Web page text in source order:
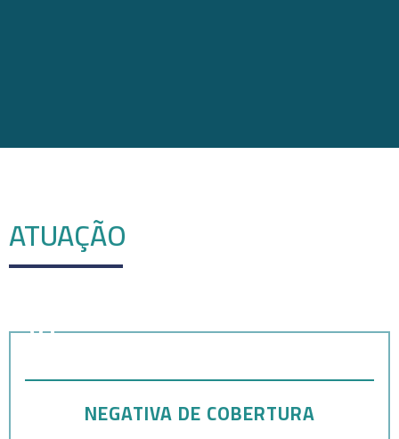
ATUAÇÃO
01
NEGATIVA DE COBERTURA